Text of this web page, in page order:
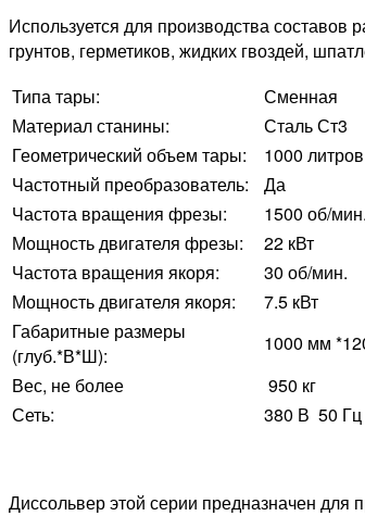
Используется для производства составов
грунтов, герметиков, жидких гвоздей,
Типа тары:
Сменная
Материал станины:
Сталь Ст3
Геометрический объем тары:
1000 литров
Частотный преобразователь:
Да
Частота вращения фрезы:
1500 об/мин.
Мощность двигателя фрезы:
22 кВт
Частота вращения якоря:
30 об/мин.
Мощность двигателя якоря:
7.5 кВт
Габаритные размеры
(глуб.*В*Ш):
1000 мм
Вес, не более
950 кг
Сеть:
380 В 50 Гц
Диссольвер этой серии предназначен для